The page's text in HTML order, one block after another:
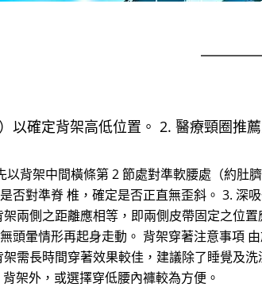
以確定背架高低位置。 2. 醫療頸圈推
以背架中間橫條第 2 節處對準軟腰處（約肚
否對準脊 椎，確定是否正直無歪斜。 3. 深
兩側之距離應相等，即兩側皮帶固定之位
頭暈情形再起身走動。 背架穿著注意事項
需長時間穿著效果較佳，建議除了睡覺及
架外，或選擇穿低腰內褲較為方便。